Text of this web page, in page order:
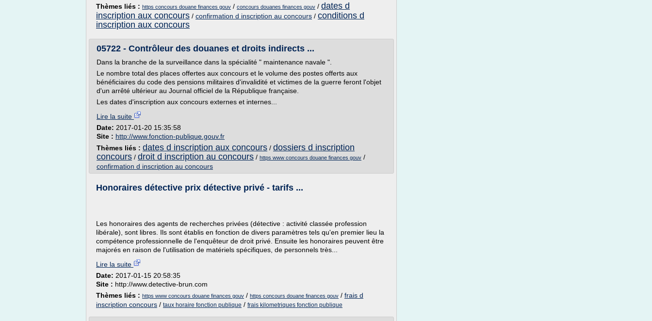
Thèmes liés : https concours douane finances gouv / concours douanes finances gouv / dates d
inscription aux concours / confirmation d inscription au concours / conditions d
inscription aux concours
05722 - Contrôleur des douanes et droits indirects ...
Dans la branche de la surveillance dans la spécialité " maintenance navale ".
Le nombre total des places offertes aux concours et le volume des postes offerts aux
bénéficiaires du code des pensions militaires d'invalidité et victimes de la guerre feront l'objet
d'un arrêté ultérieur au Journal officiel de la République française.
Les dates d'inscription aux concours externes et internes...
Lire la suite
Date: 2017-01-20 15:35:58
Site : http://www.fonction-publique.gouv.fr
Thèmes liés : dates d inscription aux concours / dossiers d inscription
concours / droit d inscription au concours / https www concours douane finances gouv /
confirmation d inscription au concours
Honoraires détective prix détective privé - tarifs ...
Les honoraires des agents de recherches privées (détective : activité classée profession
libérale), sont libres. Ils sont établis en fonction de divers paramètres tels qu'en premier lieu la
compétence professionnelle de l'enquêteur de droit privé. Ensuite les honoraires peuvent être
majorés en raison de l'utilisation de matériels spécifiques, de personnels très...
Lire la suite
Date: 2017-01-15 20:58:35
Site : http://www.detective-brun.com
Thèmes liés : https www concours douane finances gouv / https concours douane finances gouv / frais d
inscription concours / taux horaire fonction publique / frais kilometriques fonction publique